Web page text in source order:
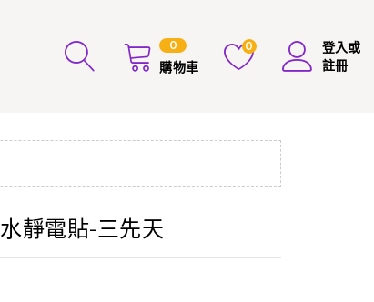
0
購物車
0
登入或
註冊
靜電貼-三先天